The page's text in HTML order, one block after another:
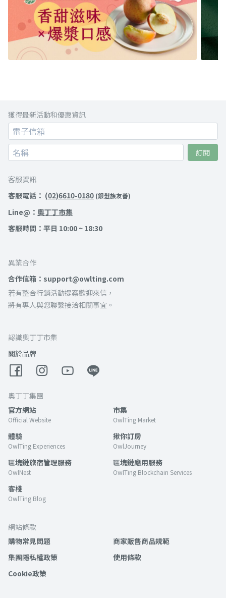
獲得最新活動和優惠資訊
訂閱
客服資訊
客服電話： (02)6610-0180 (銀髮族友善)
Line@： 奧丁丁市集
客服時間：平日 10:00 ~ 18:30
異業合作
合作信箱：support@owlting.com
若有整合行銷活動提案歡迎來信，
將有專人與您聯繫接洽相關事宜。
認識奧丁丁市集
關於品牌
奧丁丁集團
官方網站
Official Website
市集
OwlTing Market
體驗
OwlTing Experiences
揪你訂房
OwlJourney
區塊鏈旅宿管理服務
OwlNest
區塊鏈應用服務
OwlTing Blockchain Services
客棧
OwlTing Blog
網站條款
購物常見問題
商家販售商品規範
集團隱私權政策
使用條款
Cookie政策